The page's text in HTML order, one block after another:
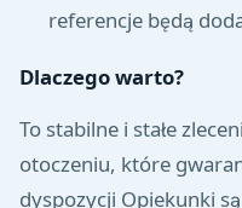
referencje będą
Dlaczego warto?
To stabilne i stałe
otoczeniu, które
dyspozycji Opiekunki